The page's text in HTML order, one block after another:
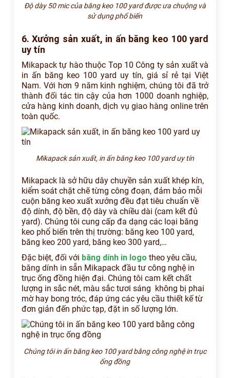
Độ dày 50 mic của băng keo 100 yard được ưa chuộng và
sử dụng phổ biến
6. Xưởng sản xuất, in ấn băng keo 100 yard
uy tín
Mikapack tự hào thuộc Top 10 Công ty sản xuất và
in ấn băng keo 100 yard uy tín, giá sỉ rẻ tại Việt
Nam. Với hơn 9 năm kinh nghiệm, chúng tôi đã trở
thành đối tác tin cậy của hơn 1000 doanh nghiệp,
cửa hàng kinh doanh, dịch vụ giao hàng online trên
toàn quốc.
Mikapack sản xuất, in ấn băng keo 100 yard uy tín
Mikapack là sở hữu dây chuyền sản xuất khép kín,
kiểm soát chặt chẽ từng công đoạn, đảm bảo mỗi
cuộn băng keo xuất xưởng đều đạt tiêu chuẩn về
độ dính, độ bền, độ dày và chiều dài (cam kết đủ
yard). Chúng tôi cung cấp đa dạng các loại băng
keo phổ biến trên thị trường: băng keo 100 yard,
băng keo 200 yard, băng keo 300 yard,…
Đặc biệt, đối với băng dính in logo theo yêu cầu,
băng dính in sẵn Mikapack đầu tư công nghệ in
trục ống đồng hiện đại. Chúng tôi cam kết chất
lượng in sắc nét, màu sắc tươi sáng không bị phai
mờ hay bong tróc, đáp ứng các yêu cầu thiết kế từ
đơn giản đến phức tạp, đặt in số lượng lớn.
Chúng tôi in ấn băng keo 100 yard bằng công nghệ in trục
ống đồng